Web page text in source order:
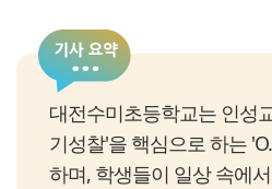
대전수미초등학교는 인성
기성찰'을 핵심으로 하는
하며, 학생들이 일상 속에